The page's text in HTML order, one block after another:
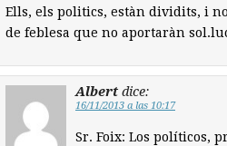
Ells, els politics, estàn dividits, i
de feblesa que no aportaràn
Albert dice:
16/11/2013 a las 10:17
Sr. Foix: Los políticos,